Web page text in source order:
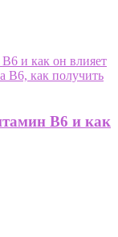
В6 и как